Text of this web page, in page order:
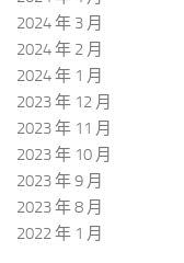
2024 年 3 月
2024 年 2 月
2024 年 1 月
2023 年 12 月
2023 年 11 月
2023 年 10 月
2023 年 9 月
2023 年 8 月
2022 年 1 月